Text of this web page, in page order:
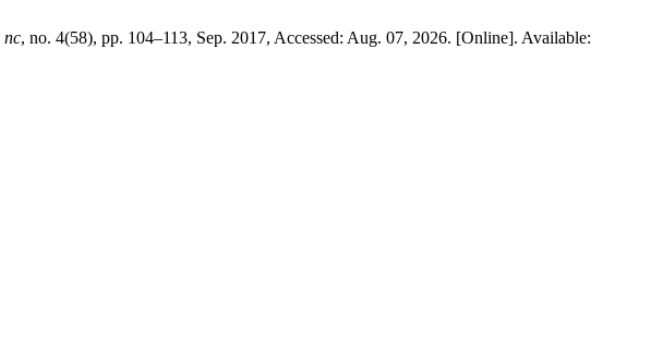
пс, no. 4(58), pp. 104–113, Sep. 2017, Accessed: Aug. 07, 2026. [Online]. Available: